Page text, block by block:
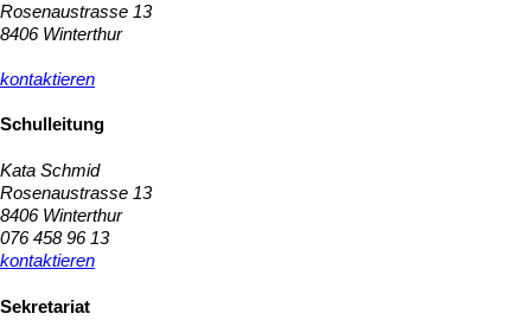
Rosenaustrasse 13
8406 Winterthur
kontaktieren
Schulleitung
Kata Schmid
Rosenaustrasse 13
8406 Winterthur
076 458 96 13
kontaktieren
Sekretariat